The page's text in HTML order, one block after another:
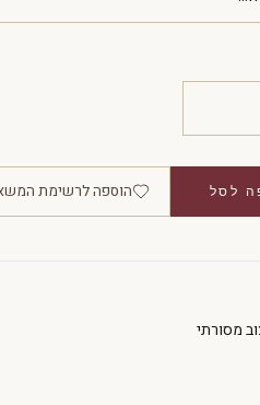
לסל הוספה לרשימת
מסורתי